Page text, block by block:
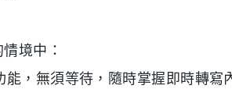
境中：
能，無須等待，隨時掌握即時轉寫